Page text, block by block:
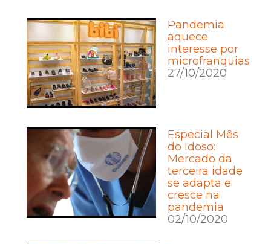
Pandemia
aquece
interesse por
microfranquias
27/10/2020
Especial Mês
do Idoso:
Mercado da
terceira idade
se adapta e
cresce na
pandemia
02/10/2020